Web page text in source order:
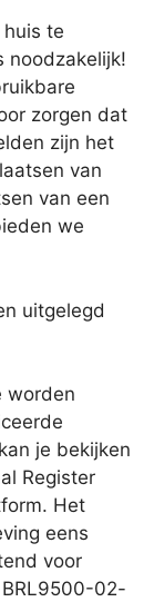
te
noodzakelijk!
zorgen dat
zijn het
van
van een
we
uitgelegd
worden
je bekijken
Register
Het
eens
voor
02-